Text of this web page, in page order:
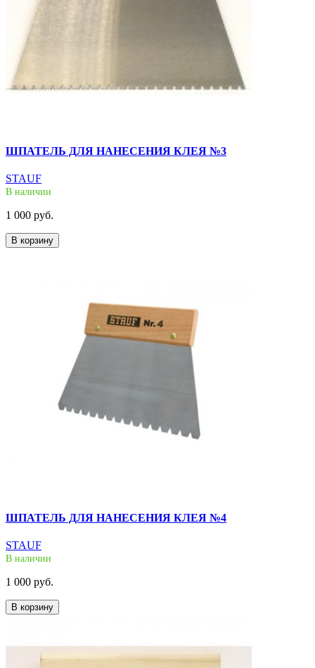
ШПАТЕЛЬ ДЛЯ НАНЕСЕНИЯ КЛЕЯ №3
STAUF
В наличии
1 000 руб.
В корзину
ШПАТЕЛЬ ДЛЯ НАНЕСЕНИЯ КЛЕЯ №4
STAUF
В наличии
1 000 руб.
В корзину